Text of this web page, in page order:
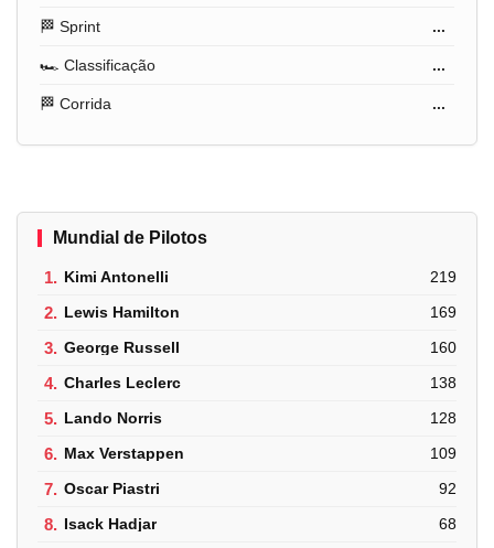
🏁 Sprint ...
🏎️ Classificação ...
🏁 Corrida ...
Mundial de Pilotos
1. Kimi Antonelli 219
2. Lewis Hamilton 169
3. George Russell 160
4. Charles Leclerc 138
5. Lando Norris 128
6. Max Verstappen 109
7. Oscar Piastri 92
8. Isack Hadjar 68